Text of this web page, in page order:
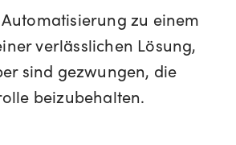
zu einem
verlässlichen Lösung,
sind gezwungen, die
beizubehalten.